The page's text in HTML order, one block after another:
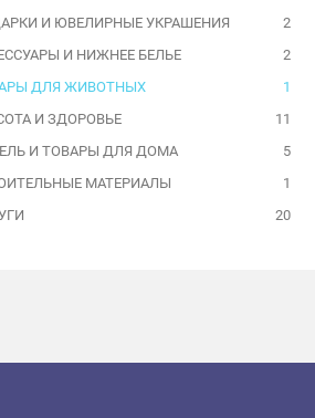
И ЮВЕЛИРНЫЕ УКРАШЕНИЯ
2
И НИЖНЕЕ БЕЛЬЕ
2
ДЛЯ ЖИВОТНЫХ
1
И ЗДОРОВЬЕ
11
И ТОВАРЫ ДЛЯ ДОМА
5
МАТЕРИАЛЫ
1
20